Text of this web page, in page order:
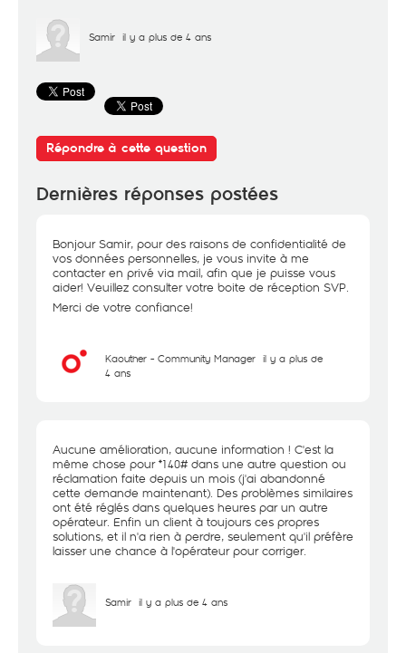
Samir il y a plus de 4 ans
Répondre à cette question
Dernières réponses postées
Bonjour Samir, pour des raisons de confidentialité de
vos données personnelles, je vous invite à me
contacter en privé via mail, afin que je puisse vous
aider! Veuillez consulter votre boite de réception SVP.
Merci de votre confiance!
Kaouther - Community Manager il y a plus de
4 ans
Aucune amélioration, aucune information ! C'est la
même chose pour *140# dans une autre question ou
réclamation faite depuis un mois (j'ai abandonné
cette demande maintenant). Des problèmes similaires
ont été réglés dans quelques heures par un autre
opérateur. Enfin un client à toujours ces propres
solutions, et il n'a rien à perdre, seulement qu'il préfère
laisser une chance à l'opérateur pour corriger.
Samir il y a plus de 4 ans